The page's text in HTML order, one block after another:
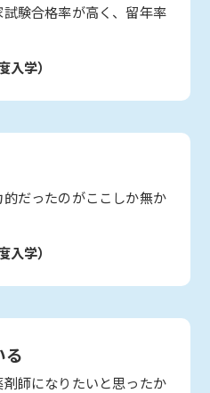
験合格率が高く、留年率
入学）
だったのがここしか無か
入学）
る
師になりたいと思ったか